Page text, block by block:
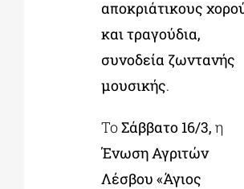
αποκριάτικους
και τραγούδια,
συνοδεία ζωντανής
μουσικής.
ΤοΣάββατο 16/3, η
Ένωση Αγριτών
Λέσβου «Άγιος